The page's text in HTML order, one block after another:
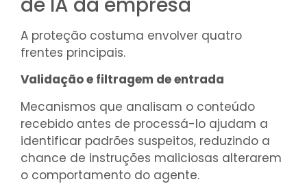
A proteção costuma envolver quatro
frentes principais.
Validação e filtragem de entrada
Mecanismos que analisam o conteúdo
recebido antes de processá-lo ajudam a
identificar padrões suspeitos, reduzindo a
chance de instruções maliciosas alterarem
o comportamento do agente.